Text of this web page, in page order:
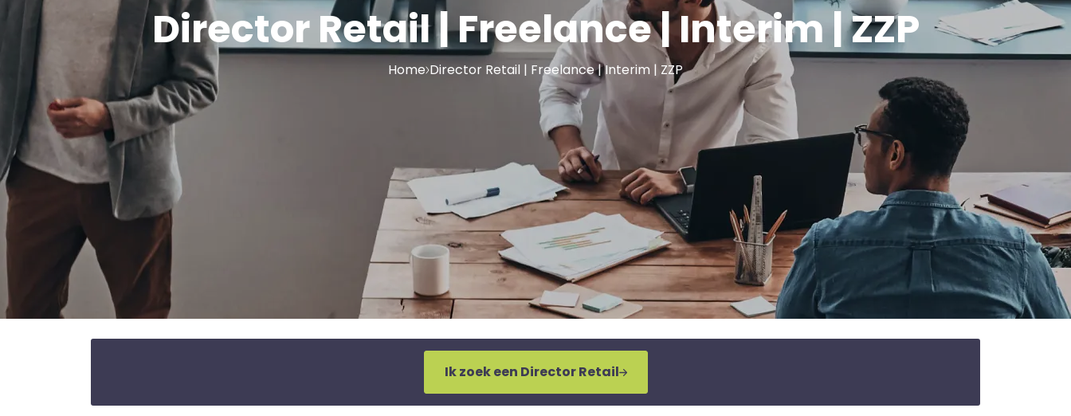
Director Retail | Freelance | Interim | ZZP
Home Director Retail | Freelance | Interim | ZZP
Ik zoek een Director Retail